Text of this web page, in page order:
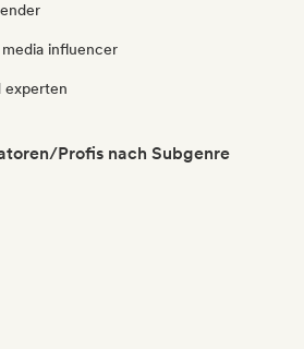
influencer
experten
Profis nach Subgenre